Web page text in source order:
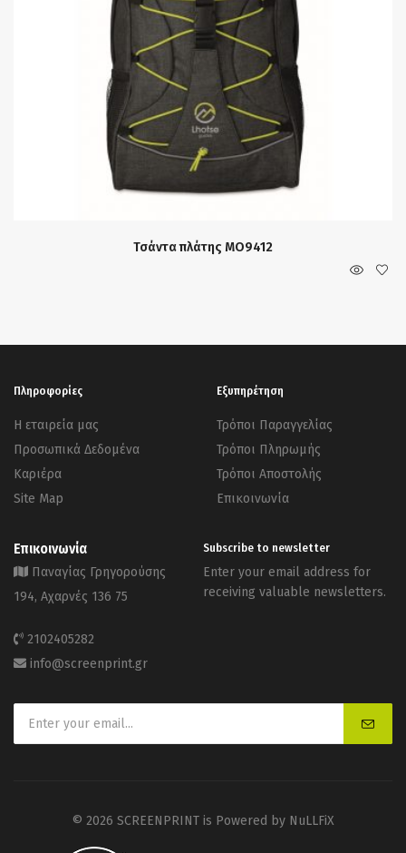
Τσάντα πλάτης MO9412
Πληροφορίες
Η εταιρεία μας
Προσωπικά Δεδομένα
Καριέρα
Site Map
Εξυπηρέτηση
Τρόποι Παραγγελίας
Τρόποι Πληρωμής
Τρόποι Αποστολής
Επικοινωνία
Επικοινωνία
Παναγίας Γρηγορούσης
194, Αχαρνές 136 75
2102405282
info@screenprint.gr
Subscribe to newsletter
Enter your email address for
receiving valuable newsletters.
© 2026 SCREENPRINT is Powered by NuLLFiX